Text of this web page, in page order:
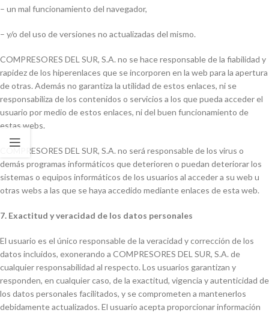
– un mal funcionamiento del navegador,
– y/o del uso de versiones no actualizadas del mismo.
COMPRESORES DEL SUR, S.A. no se hace responsable de la fiabilidad y
rapidez de los hiperenlaces que se incorporen en la web para la apertura
de otras. Además no garantiza la utilidad de estos enlaces, ni se
responsabiliza de los contenidos o servicios a los que pueda acceder el
usuario por medio de estos enlaces, ni del buen funcionamiento de
estas webs.
COMPRESORES DEL SUR, S.A. no será responsable de los virus o
demás programas informáticos que deterioren o puedan deteriorar los
sistemas o equipos informáticos de los usuarios al acceder a su web u
otras webs a las que se haya accedido mediante enlaces de esta web.
7. Exactitud y veracidad de los datos personales
El usuario es el único responsable de la veracidad y corrección de los
datos incluidos, exonerando a COMPRESORES DEL SUR, S.A. de
cualquier responsabilidad al respecto. Los usuarios garantizan y
responden, en cualquier caso, de la exactitud, vigencia y autenticidad de
los datos personales facilitados, y se comprometen a mantenerlos
debidamente actualizados. El usuario acepta proporcionar información